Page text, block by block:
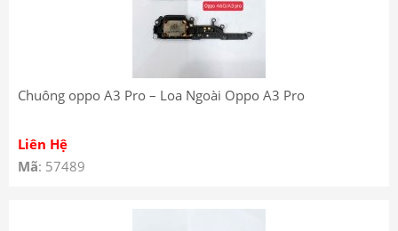
Chuông oppo A3 Pro – Loa Ngoài Oppo A3 Pro
Liên Hệ
Mã: 57489